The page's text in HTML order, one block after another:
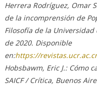
Herrera Rodríguez, Omar
de la incomprensión de
Filosofía de la Universidad
de 2020. Disponible
en:https://
Hobsbawm, Eric J.: Cómo
SAICF / Crítica, Buenos